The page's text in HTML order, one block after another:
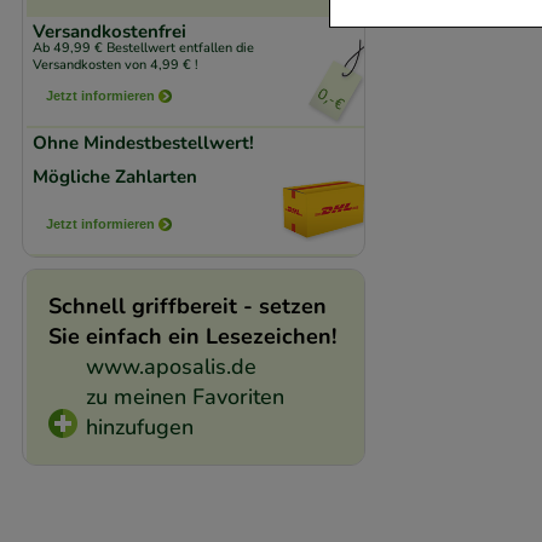
Versandkostenfrei
Ab 49,99 € Bestellwert entfallen die
Versandkosten von 4,99 € !
Jetzt informieren
Ohne Mindestbestellwert!
Mögliche Zahlarten
Jetzt informieren
Schnell griffbereit - setzen
Sie einfach ein Lesezeichen!
www.aposalis.de
zu meinen Favoriten
hinzufugen